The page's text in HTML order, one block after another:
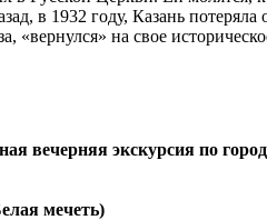
в 1932 году, Казань
«вернулся» на свое
вечерняя экскурсия по
мечеть)